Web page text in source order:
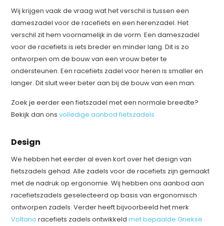
Wij krijgen vaak de vraag wat het verschil is tussen een
dameszadel voor de racefiets en een herenzadel. Het
verschil zit hem voornamelijk in de vorm. Een dameszadel
voor de racefiets is iets breder en minder lang. Dit is zo
ontworpen om de bouw van een vrouw beter te
ondersteunen. Een racefiets zadel voor heren is smaller en
langer. Dit sluit weer beter aan bij de bouw van een man.
Zoek je eerder een fietszadel met een normale breedte?
Bekijk dan onsvolledige aanbod fietszadels.
Design
We hebben het eerder al even kort over het design van
fietszadels gehad. Alle zadels voor de racefiets zijn gemaakt
met de nadruk op ergonomie. Wij hebben ons aanbod aan
racefietszadels geselecteerd op basis van ergonomisch
ontworpen zadels. Verder heeft bijvoorbeeld het merk
Voltano racefiets zadels ontwikkeldmet bepaalde Griekse